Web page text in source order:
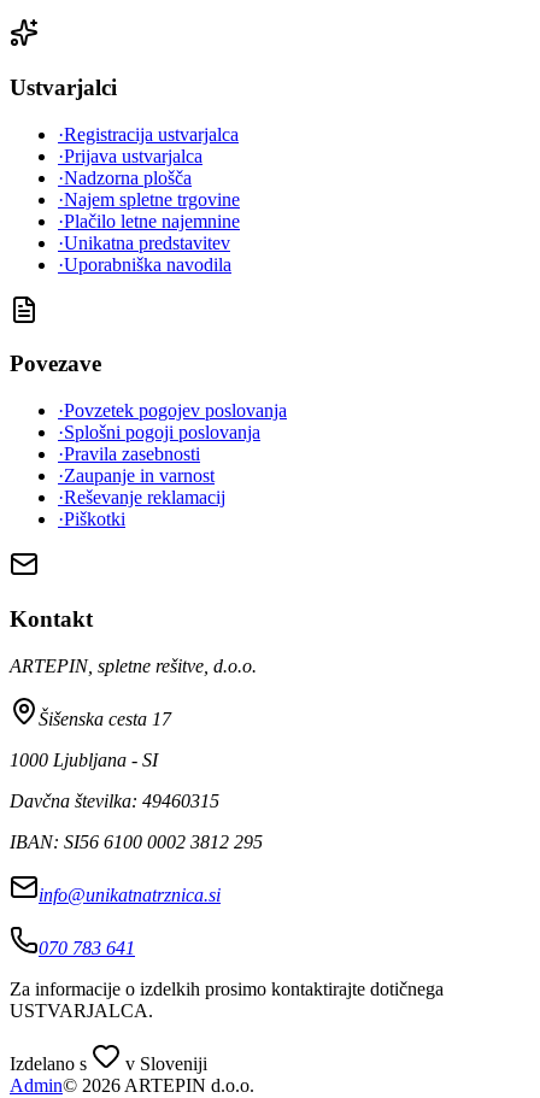
Ustvarjalci
·Registracija ustvarjalca
·Prijava ustvarjalca
·Nadzorna plošča
·Najem spletne trgovine
·Plačilo letne najemnine
·Unikatna predstavitev
·Uporabniška navodila
Povezave
·Povzetek pogojev poslovanja
·Splošni pogoji poslovanja
·Pravila zasebnosti
·Zaupanje in varnost
·Reševanje reklamacij
·Piškotki
Kontakt
ARTEPIN, spletne rešitve, d.o.o.
Šišenska cesta 17
1000 Ljubljana - SI
Davčna številka: 49460315
IBAN: SI56 6100 0002 3812 295
info@unikatnatrznica.si
070 783 641
Za informacije o izdelkih prosimo kontaktirajte dotičnega
USTVARJALCA.
Izdelano s
v Sloveniji
Admin© 2026 ARTEPIN d.o.o.